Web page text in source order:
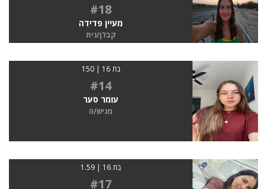
#18
מעיין פדידה
קבלן/נית
בת 16 | 150
#14
עומר סער
מגיש/ה
בת 16 | 1.59
#17